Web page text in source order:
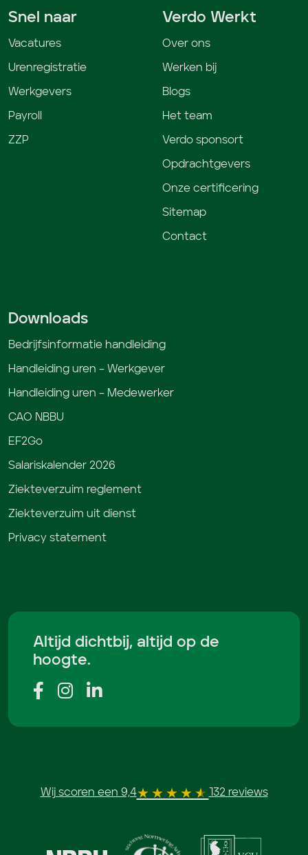
Snel naar
Vacatures
Urenregistratie
Werkgevers
Payroll
ZZP
Verdo Werkt
Over ons
Werken bij
Blogs
Het team
Verdo sponsort
Opdrachtgevers
Onze certificering
Sitemap
Contact
Downloads
Bedrijfsinformatie handleiding
Handleiding uren – Werkgever
Handleiding uren – Medewerker
CAO NBBU
EF2Go
Salariskalender 2026
Ziekteverzuim reglement
Ziekteverzuim uit dienst
Privacy statement
Altijd dichtbij, altijd op de
hoogte.
Wij scoren een 9,4 132 reviews